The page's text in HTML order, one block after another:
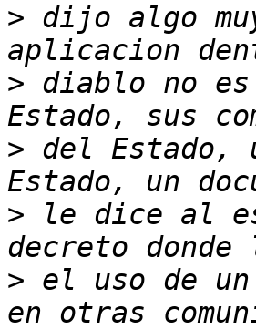
> dijo algo
> diablo no
> del Estado,
> le dice al
> el uso de